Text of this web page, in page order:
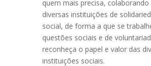
quem mais precisa, colaborando
diversas instituições de
social, de forma a que se
questões sociais e de
reconheça o papel e valor das
instituições sociais.